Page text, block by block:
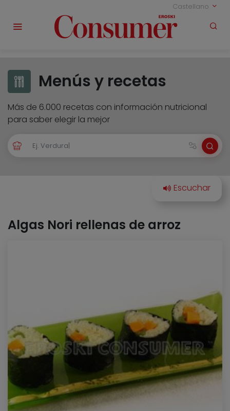
Castellano
Menús y recetas
Más de 6.000 recetas con información nutricional
para saber elegir la mejor
Algas Nori rellenas de arroz